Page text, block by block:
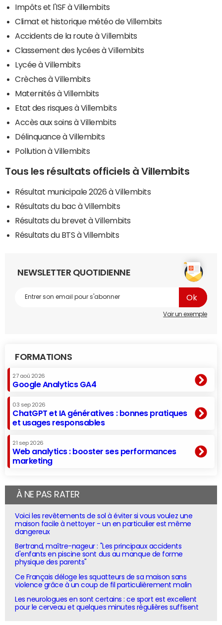
Impôts et l'ISF à Villembits
Climat et historique météo de Villembits
Accidents de la route à Villembits
Classement des lycées à Villembits
Lycée à Villembits
Crèches à Villembits
Maternités à Villembits
Etat des risques à Villembits
Accès aux soins à Villembits
Délinquance à Villembits
Pollution à Villembits
Tous les résultats officiels à Villembits
Résultat municipale 2026 à Villembits
Résultats du bac à Villembits
Résultats du brevet à Villembits
Résultats du BTS à Villembits
NEWSLETTER QUOTIDIENNE
Voir un exemple
FORMATIONS
27 aoû 2026
Google Analytics GA4
03 sep 2026
ChatGPT et IA génératives : bonnes pratiques
et usages responsables
21 sep 2026
Web analytics : booster ses performances
marketing
À NE PAS RATER
Voici les revêtements de sol à éviter si vous voulez une
maison facile à nettoyer - un en particulier est même
dangereux
Bertrand, maître-nageur : "Les principaux accidents
d'enfants en piscine sont dus au manque de forme
physique des parents"
Ce Français déloge les squatteurs de sa maison sans
violence grâce à un coup de fil particulièrement malin
Les neurologues en sont certains : ce sport est excellent
pour le cerveau et quelques minutes régulières suffisent